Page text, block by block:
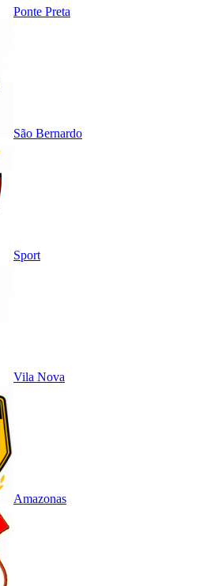
Ponte Preta
São Bernardo
Sport
Vila Nova
Amazonas